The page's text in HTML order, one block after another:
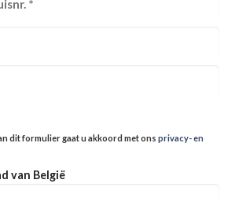
dit formulier gaat u akkoord met ons privacy- en
van België